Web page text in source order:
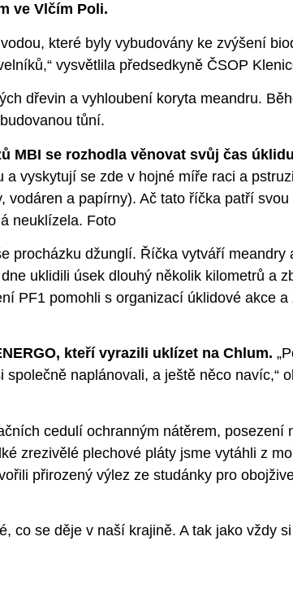
ve Vlčím Poli.
které byly vybudovány ke zvýšení
vysvětlila předsedkyně ČSOP
dřevin a vyhloubení koryta meandru.
tůní.
MBI se rozhodla věnovat svůj čas
vyskytují se zde v hojné míře raci a
a papírny). Ač tato říčka patří
neuklízela. Foto
procházku džunglí. Říčka vytváří meandry
uklidili úsek dlouhý několik kilometrů a
PF1 pomohli s organizací úklidové akce
kteří vyrazili uklízet na Chlum.
naplánovali, a ještě něco navíc,“
cedulí ochranným nátěrem, posezení
zrezivělé plechové pláty jsme vytáhli z
přirozený výlez ze studánky pro
co se děje v naší krajině. A tak jako vždy